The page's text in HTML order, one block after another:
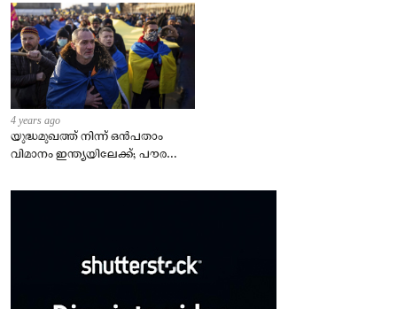
4 years ago
യുദ്ധമുഖത്ത് നിന്ന് ഒൻപതാം
വിമാനം ഇന്ത്യയിലേക്ക്; പൗരന്മാർ
– കേന്ദ്രം